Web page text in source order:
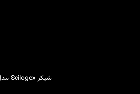
اطلاعات بیشتر
شیکر Scilogex مدل OS-2000